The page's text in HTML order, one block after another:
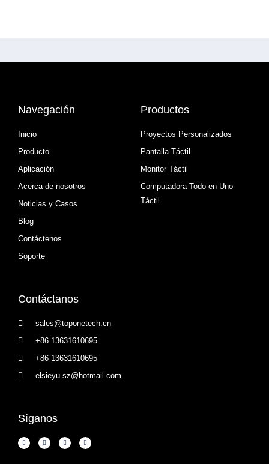
Navegación
Inicio
Producto
Aplicación
Acerca de nosotros
Noticias y Casos
Blog
Contáctenos
Soporte
Productos
Proyectos Personalizados
Pantalla Táctil
Monitor Táctil
Computadora Todo en Uno
Táctil
Contáctanos
sales@toponetech.cn
+86 13631610695
+86 13631610695
elsieyu-sz@hotmail.com
Síganos